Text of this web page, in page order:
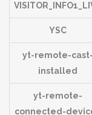
YSC
yt-remote-cast-
installed
yt-remote-
connected-